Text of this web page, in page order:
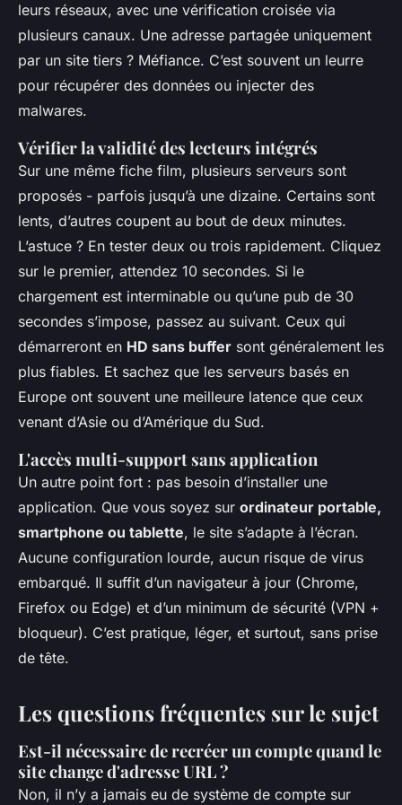
leurs réseaux, avec une vérification croisée via
plusieurs canaux. Une adresse partagée uniquement
par un site tiers ? Méfiance. C’est souvent un leurre
pour récupérer des données ou injecter des
malwares.
Vérifier la validité des lecteurs intégrés
Sur une même fiche film, plusieurs serveurs sont
proposés - parfois jusqu’à une dizaine. Certains sont
lents, d’autres coupent au bout de deux minutes.
L’astuce ? En tester deux ou trois rapidement. Cliquez
sur le premier, attendez 10 secondes. Si le
chargement est interminable ou qu’une pub de 30
secondes s’impose, passez au suivant. Ceux qui
démarreront en HD sans buffer sont généralement les
plus fiables. Et sachez que les serveurs basés en
Europe ont souvent une meilleure latence que ceux
venant d’Asie ou d’Amérique du Sud.
L'accès multi-support sans application
Un autre point fort : pas besoin d’installer une
application. Que vous soyez sur ordinateur portable,
smartphone ou tablette, le site s’adapte à l’écran.
Aucune configuration lourde, aucun risque de virus
embarqué. Il suffit d’un navigateur à jour (Chrome,
Firefox ou Edge) et d’un minimum de sécurité (VPN +
bloqueur). C’est pratique, léger, et surtout, sans prise
de tête.
Les questions fréquentes sur le sujet
Est-il nécessaire de recréer un compte quand le
site change d'adresse URL ?
Non, il n’y a jamais eu de système de compte sur